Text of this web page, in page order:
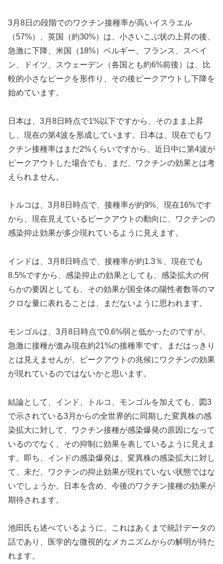
3月8日の段階でのワクチン接種率が高いイスラエル
（57%）、英国（約30%）は、小さいこぶ状の上昇の後、
急激に下降、米国（18%）ベルギー、フランス、スペイ
ン、ドイツ、スウェーデン（各国とも約6%前後）は、比
較的小さなピークを形作り、その後ピークアウトし下降を
始めています。
日本は、3月8日時点で1%以下ですから、そのまま上昇
し、現在の第4波を形成しています。日本は、現在でもワ
クチン接種率はまだ2%くらいですから、近日中に第4波が
ピークアウトした場合でも、まだ、ワクチンの効果とは考
えられません。
トルコは、3月8日時点で、接種率が約9%、現在16%です
から、現在見えているピークアウトの動向に、ワクチンの
感染抑止効果が多少現れているように見えます。
インドは、3月8日時点で、接種率が約1.3％、現在でも
8.5%ですから、感染抑止の効果としても、感染拡大の何
らかの要因としても、その効果が国全体の陽性者数等のマ
クロな量に表れることは、まだないように思われます。
モンゴルは、3月8日時点で0.6%弱と低かったのですが、
急激に接種が進み現在約21%の接種率です。まだはっきり
とは見えませんが、ピークアウトの兆候にワクチンの効果
が現れているのではないかと思います。
結論として、インド、トルコ、モンゴルを加えても、図3
で示されている3月からの全世界的に同期した変異株の感
染拡大に対して、ワクチン接種が感染爆発の原因になって
いるのでなく、その抑制に効果を表しているように見えま
す。即ち、インドの感染爆発は、変異株の感染拡大に対し
て、未だ、ワクチンの抑止効果が現れていない状態ではな
いでしょうか。日本を含め、今後のワクチン接種の効果が
期待されます。
池田氏も述べているように、これはあくまで統計データの
話であり、医学的な微視的なメカニズムからの解明が待た
れます。